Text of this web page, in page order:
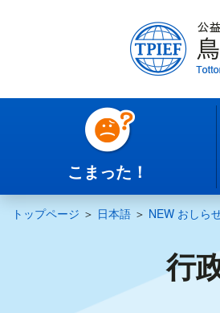
こまった！
トップページ ＞ 日本語 ＞ NEW おしら
行